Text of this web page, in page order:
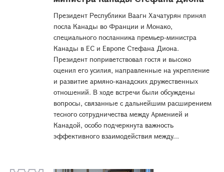
Президент Республики Ваагн Хачатурян принял
посла Канады во Франции и Монако,
специального посланника премьер-министра
Канады в ЕС и Европе Стефана Диона.
Президент поприветствовал гостя и высоко
оценил его усилия, направленные на укрепление
и развитие армяно-канадских дружественных
отношений. В ходе встречи были обсуждены
вопросы, связанные с дальнейшим расширением
тесного сотрудничества между Арменией и
Канадой, особо подчеркнута важность
эффективного взаимодействия между...